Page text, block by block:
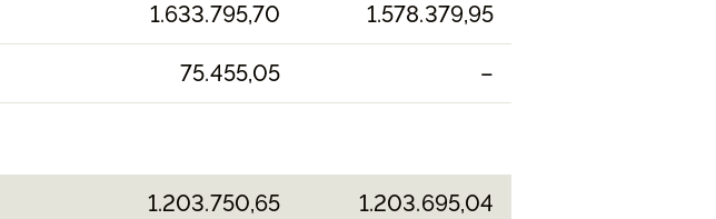
1.633.795,70 1.578.379,95
75.455,05 –
1.203.750,65 1.203.695,04